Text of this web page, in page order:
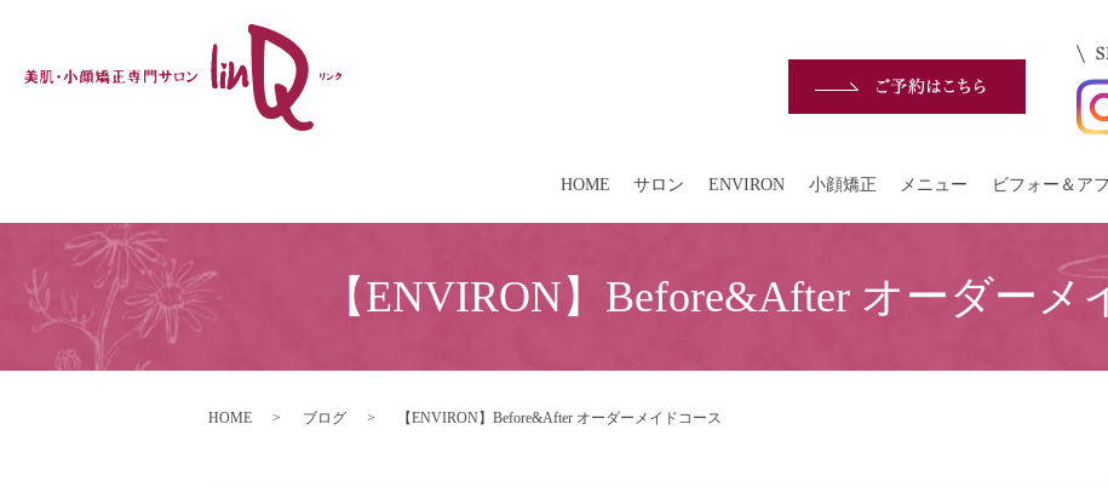
HOME サロン ENVIRON 小顔矯正 メニュー ビフォー＆ア
【ENVIRON】Before&After オーダーメ
HOME ブログ 【ENVIRON】Before&After オーダーメイドコース